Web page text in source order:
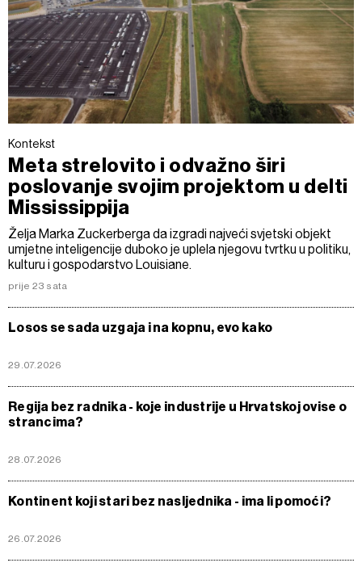
Kontekst
Meta strelovito i odvažno širi
poslovanje svojim projektom u delti
Mississippija
Želja Marka Zuckerberga da izgradi najveći svjetski objekt
umjetne inteligencije duboko je uplela njegovu tvrtku u politiku,
kulturu i gospodarstvo Louisiane.
prije 23 sata
Losos se sada uzgaja i na kopnu, evo kako
29.07.2026
Regija bez radnika - koje industrije u Hrvatskoj ovise o
strancima?
28.07.2026
Kontinent koji stari bez nasljednika - ima li pomoći?
26.07.2026